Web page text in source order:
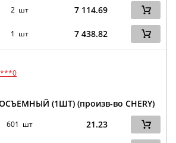
2 шт 7 114.69
1 шт 7 438.82
(1ШТ) (произв-во CHERY)
601 шт 21.23